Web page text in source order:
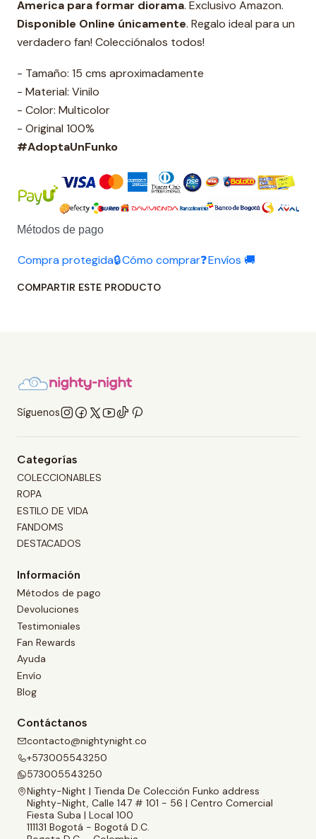
America para formar diorama. Exclusivo Amazon.
Disponible Online únicamente. Regalo ideal para un
verdadero fan! Colecciónalos todos!
- Tamaño: 15 cms aproximadamente
- Material: Vinilo
- Color: Multicolor
- Original 100%
#AdoptaUnFunko
Métodos de pago
Compra protegida🔒Cómo comprar❓Envíos 🚚
COMPARTIR ESTE PRODUCTO
Síguenos
Categorías
COLECCIONABLES
ROPA
ESTILO DE VIDA
FANDOMS
DESTACADOS
Información
Métodos de pago
Devoluciones
Testimoniales
Fan Rewards
Ayuda
Envío
Blog
Contáctanos
contacto@nightynight.co
+573005543250
573005543250
Nighty-Night | Tienda De Colección Funko address
Nighty-Night, Calle 147 # 101 - 56 | Centro Comercial
Fiesta Suba | Local 100
111131 Bogotá - Bogotá D.C.